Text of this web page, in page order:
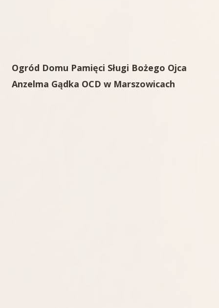
Ogród Domu Pamięci Sługi Bożego Ojca
Anzelma Gądka OCD w Marszowicach